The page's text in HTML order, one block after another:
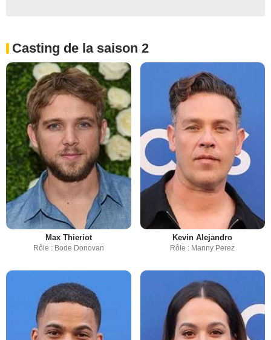
Casting de la saison 2
Max Thieriot
Rôle : Bode Donovan
Kevin Alejandro
Rôle : Manny Perez